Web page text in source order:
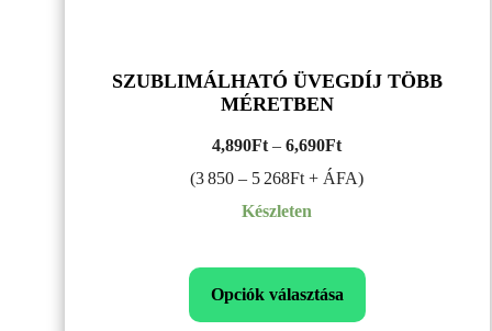
SZUBLIMÁLHATÓ ÜVEGDÍJ TÖBB
MÉRETBEN
4,890Ft – 6,690FtÁrtartomány:
4,890Ft
(3 850 – 5 268Ft + ÁFA)
Készleten
Opciók választása